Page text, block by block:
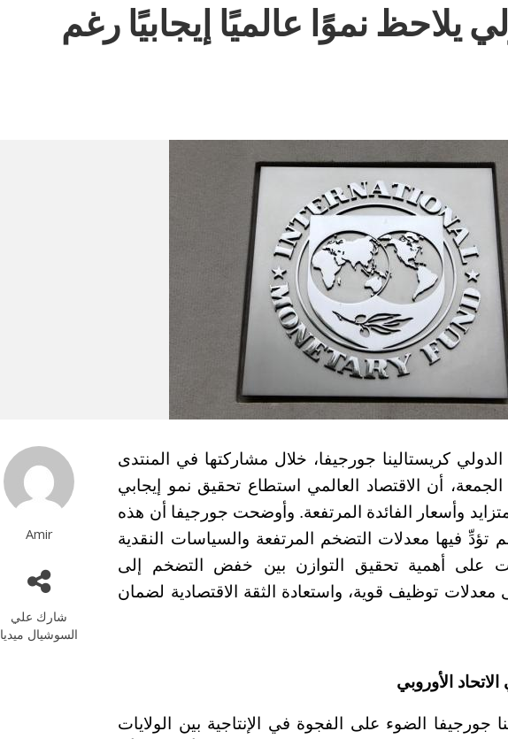
يلاحظ نموًا عالميًا إيجابيًا رغم
Amir
شارك علي
السوشيال ميديا
كريستالينا جورجيفا، خلال مشاركتها في المنتدى
أن الاقتصاد العالمي استطاع تحقيق نمو إيجابي
وأسعار الفائدة المرتفعة. وأوضحت جورجيفا أن هذه
تؤدِّ فيها معدلات التضخم المرتفعة والسياسات النقدية
على أهمية تحقيق التوازن بين خفض التضخم إلى
توظيف قوية، واستعادة الثقة الاقتصادية لضمان
الأوروبي
الضوء على الفجوة في الإنتاجية بين الولايات